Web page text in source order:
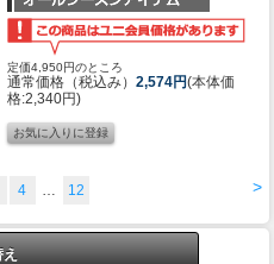
定価4,950円のところ
通常価格（税込み） 2,574円(本体価
格:2,340円)
>
4 … 12
え